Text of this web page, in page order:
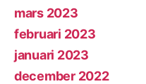
mars 2023
februari 2023
januari 2023
december 2022